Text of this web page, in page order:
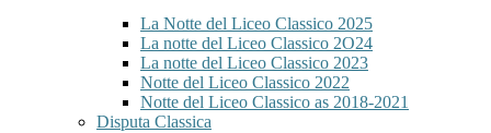
La Notte del Liceo Classico 2025
La notte del Liceo Classico 2O24
La notte del Liceo Classico 2023
Notte del Liceo Classico 2022
Notte del Liceo Classico as 2018-2021
Disputa Classica